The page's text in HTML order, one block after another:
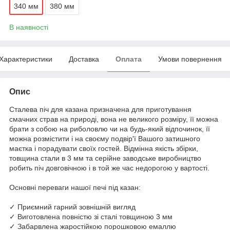
340 мм 380 мм
В наявності
Доставка Оплата Умови повернення
Опис
Сталева піч для казана призначена для приготування
смачних страв на природі, вона не великого розміру, її можна
брати з собою на риболовлю чи на будь-який відпочинок, її
можна розмістити і на своєму подвір'ї Вашого затишного
маєтка і порадувати своїх гостей. Відмінна якість збірки,
товщина стали в 3 мм та серійне заводське виробництво
робить піч довговічною і в той же час недорогою у вартості.
Основні переваги нашої печі під казан:
✓ Приємний гарний зовнішній вигляд
✓ Виготовлена повністю зі сталі товщиною 3 мм
✓ Забарвлена жаростійкою порошковою емаллю